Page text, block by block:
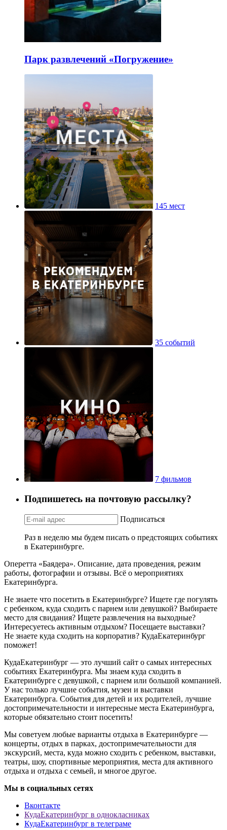
Парк развлечений «Погружение»
145 мест
35 событий
7 фильмов
Подпишетесь на почтовую рассылку?
Подписаться
Раз в неделю мы будем писать о предстоящих событиях
в Екатеринбурге.
Оперетта «Баядера». Описание, дата проведения, режим
работы, фотографии и отзывы. Всё о мероприятиях
Екатеринбурга.
Не знаете что посетить в Екатеринбурге? Ищете где погулять
с ребенком, куда сходить с парнем или девушкой? Выбираете
место для свидания? Ищете развлечения на выходные?
Интересуетесь активным отдыхом? Посещаете выставки?
Не знаете куда сходить на корпоратив? КудаЕкатеринбург
поможет!
КудаЕкатеринбург — это лучший сайт о самых интересных
событиях Екатеринбурга. Мы знаем куда сходить в
Екатеринбурге с девушкой, с парнем или большой компанией.
У нас только лучшие события, музеи и выставки
Екатеринбурга. События для детей и их родителей, лучшие
достопримечательности и интересные места Екатеринбурга,
которые обязательно стоит посетить!
Мы советуем любые варианты отдыха в Екатеринбурге —
концерты, отдых в парках, достопримечательности для
экскурсий, места, куда можно сходить с ребенком, выставки,
театры, шоу, спортивные мероприятия, места для активного
отдыха и отдыха с семьей, и многое другое.
Мы в социальных сетях
Вконтакте
КудаЕкатеринбург в однокласниках
КудаЕкатеринбург в телеграме